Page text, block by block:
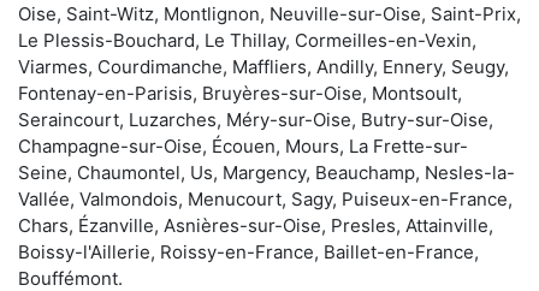
Oise, Saint-Witz, Montlignon, Neuville-sur-Oise, Saint-Prix,
Le Plessis-Bouchard, Le Thillay, Cormeilles-en-Vexin,
Viarmes, Courdimanche, Maffliers, Andilly, Ennery, Seugy,
Fontenay-en-Parisis, Bruyères-sur-Oise, Montsoult,
Seraincourt, Luzarches, Méry-sur-Oise, Butry-sur-Oise,
Champagne-sur-Oise, Écouen, Mours, La Frette-sur-
Seine, Chaumontel, Us, Margency, Beauchamp, Nesles-la-
Vallée, Valmondois, Menucourt, Sagy, Puiseux-en-France,
Chars, Ézanville, Asnières-sur-Oise, Presles, Attainville,
Boissy-l'Aillerie, Roissy-en-France, Baillet-en-France,
Bouffémont.